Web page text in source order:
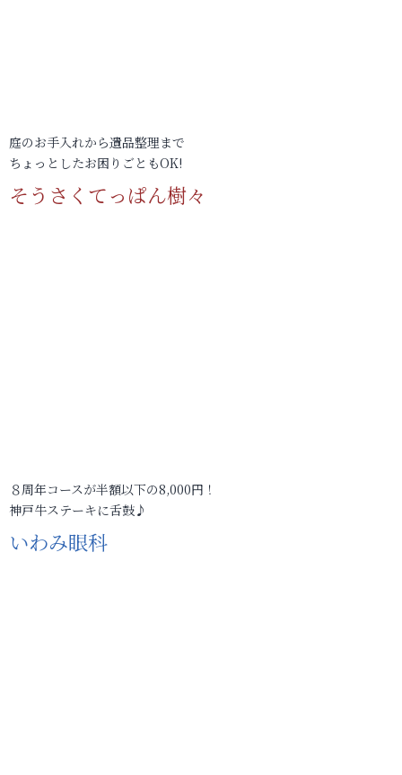
庭のお手入れから遺品整理まで
ちょっとしたお困りごともOK!
そうさくてっぱん樹々
８周年コースが半額以下の8,000円！
神戸牛ステーキに舌鼓♪
いわみ眼科